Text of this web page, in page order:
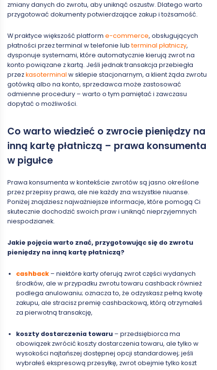
zmiany danych do zwrotu, aby uniknąć oszustw. Dlatego warto
przygotować dokumenty potwierdzające zakup i tożsamość.
W praktyce większość platform e-commerce, obsługujących
płatności przez terminal w telefonie lubterminal płatniczy,
dysponuje systemami, które automatycznie kierują zwrot na
konto powiązane z kartą. Jeśli jednak transakcja przebiegła
przezkasoterminal w sklepie stacjonarnym, a klient żąda zwrotu
gotówką albo na konto, sprzedawca może zastosować
odmienne procedury – warto o tym pamiętać i zawczasu
dopytać o możliwości.
Co warto wiedzieć o zwrocie pieniędzy na
inną kartę płatniczą – prawa konsumenta
w pigułce
Prawa konsumenta w kontekście zwrotów są jasno określone
przez przepisy prawa, ale nie każdy zna wszystkie niuanse.
Poniżej znajdziesz najważniejsze informacje, które pomogą Ci
skutecznie dochodzić swoich praw i uniknąć nieprzyjemnych
niespodzianek.
Jakie pojęcia warto znać, przygotowując się do zwrotu
pieniędzy na inną kartę płatniczą?
cashback– niektóre karty oferują zwrot części wydanych
środków, ale w przypadku zwrotu towaru cashback również
podlega anulowaniu; oznacza to, że odzyskasz pełną kwotę
zakupu, ale stracisz premię cashbackową, którą otrzymałeś
za pierwotną transakcję,
koszty dostarczenia towaru– przedsiębiorca ma
obowiązek zwrócić koszty dostarczenia towaru, ale tylko w
wysokości najtańszej dostępnej opcji standardowej; jeśli
wybrałeś ekspresową przesyłkę, zwrot obejmie tylko koszt